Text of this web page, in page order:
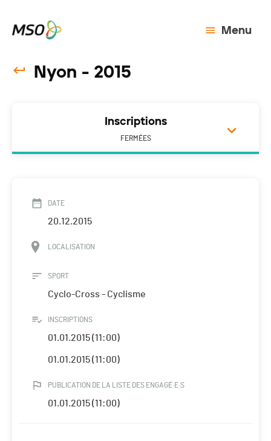
Menu
Nyon - 2015
Inscriptions
FERMÉES
DATE
20.12.2015
LOCALISATION
SPORT
Cyclo-Cross - Cyclisme
INSCRIPTIONS
01.01.2015 (11:00)
01.01.2015 (11:00)
PUBLICATION DE LA LISTE DES ENGAGÉ·E·S
01.01.2015 (11:00)